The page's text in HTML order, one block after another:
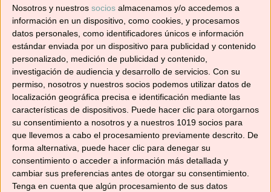
Nosotros y nuestros socios almacenamos y/o accedemos a
información en un dispositivo, como cookies, y procesamos
datos personales, como identificadores únicos e información
estándar enviada por un dispositivo para publicidad y contenido
personalizado, medición de publicidad y contenido,
investigación de audiencia y desarrollo de servicios. Con su
permiso, nosotros y nuestros socios podemos utilizar datos de
localización geográfica precisa e identificación mediante las
características de dispositivos. Puede hacer clic para otorgarnos
su consentimiento a nosotros y a nuestros 1019 socios para
que llevemos a cabo el procesamiento previamente descrito. De
forma alternativa, puede hacer clic para denegar su
consentimiento o acceder a información más detallada y
cambiar sus preferencias antes de otorgar su consentimiento.
Tenga en cuenta que algún procesamiento de sus datos
¡SUSCRÍBETE! 🍳🌟
Suscríbete ahora para recibir todas las recetas
en tu correo.
¡No te pierdas ninguna! 👩‍🍳👨‍🍳
Dirección
correo
electrónico
Suscribir